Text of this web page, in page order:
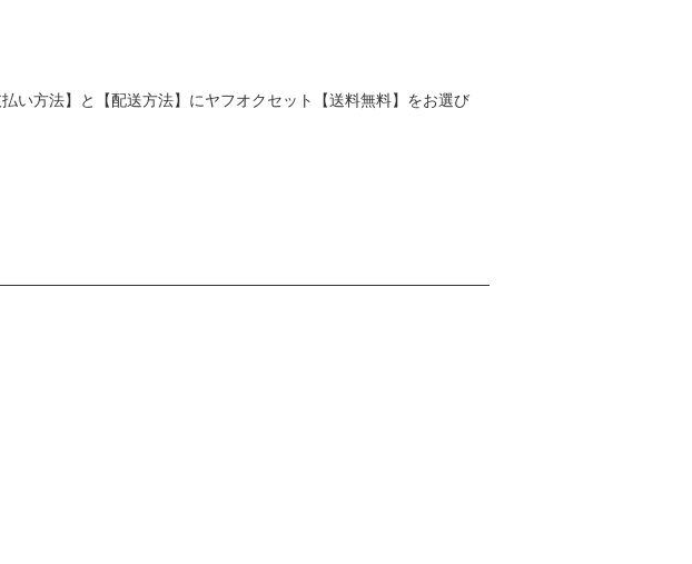
い方法】と【配送方法】にヤフオクセット【送料無料】をお選び